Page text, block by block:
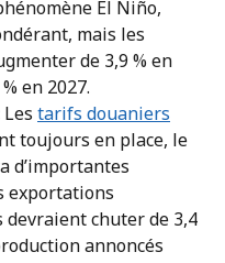
El Niño,
mais les
de 3,9 % en
en 2027.
Les tarifs douaniers
toujours en place, le
d’importantes
exportations
chuter de 3,4
annoncés